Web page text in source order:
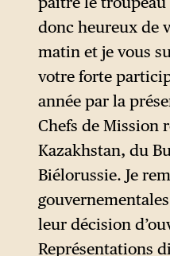
accrédité en
pontificat de
est à noter
nombreux
France, le
officiole
donc heureux de
matin et je vous
votre forte
année par la
Chefs de Mission
Kazakhstan, du
Biélorussie. Je
leur décision
Représentations